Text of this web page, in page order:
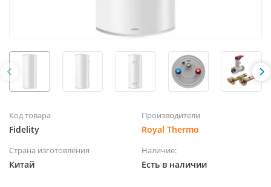
Код товара
Fidelity
Производители
Royal Thermo
Страна изготовления
Китай
Наличие:
Есть в наличии